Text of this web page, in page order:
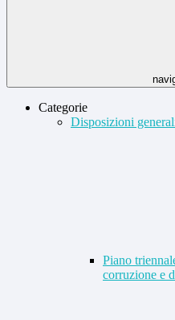
Categorie
Disposizioni
Piano
corruzione e